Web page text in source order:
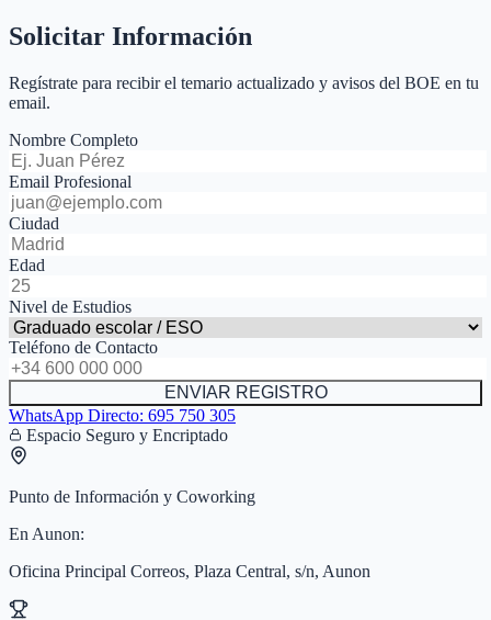
Solicitar Información
Regístrate para recibir el temario actualizado y avisos del BOE en tu
email.
Nombre Completo
Email Profesional
Ciudad
Edad
Nivel de Estudios
Teléfono de Contacto
ENVIAR REGISTRO
WhatsApp Directo: 695 750 305
Espacio Seguro y Encriptado
Punto de Información y Coworking
En Aunon:
Oficina Principal Correos, Plaza Central, s/n, Aunon